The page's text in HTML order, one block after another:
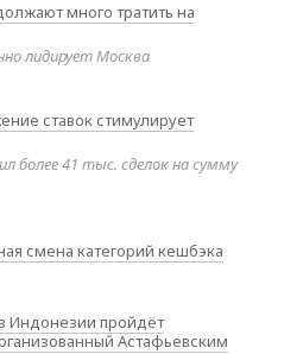
много тратить на
лидирует Москва
ставок стимулирует
более 41 тыс. сделок на сумму
смена категорий кешбэка
Индонезии пройдёт
Астафьевским